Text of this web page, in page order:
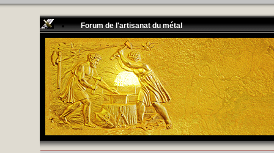
Forum de l'artisanat du métal